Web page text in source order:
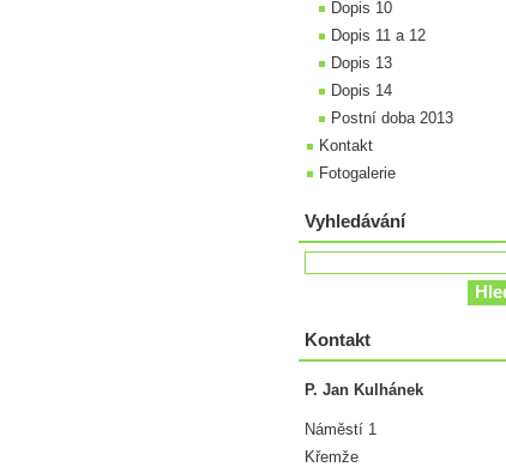
Dopis 10
Dopis 11 a 12
Dopis 13
Dopis 14
Postní doba 2013
Kontakt
Fotogalerie
Vyhledávání
Kontakt
P. Jan Kulhánek
Náměstí 1
Křemže